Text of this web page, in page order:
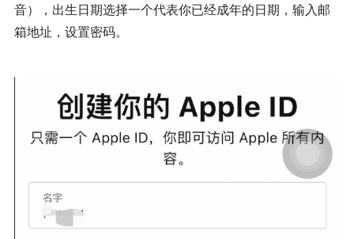
音），出生日期选择一个代表你已经成年的日期，输入邮
箱地址，设置密码。